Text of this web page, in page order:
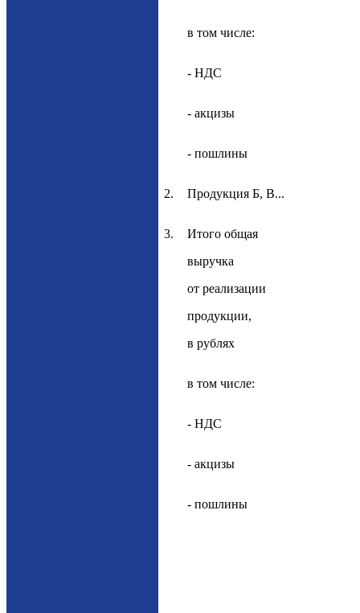
в том числе:
- НДС
- акцизы
- пошлины
2. Продукция Б, В...
3.
Итого общая
выручка
от реализации
продукции,
в рублях
в том числе:
- НДС
- акцизы
- пошлины